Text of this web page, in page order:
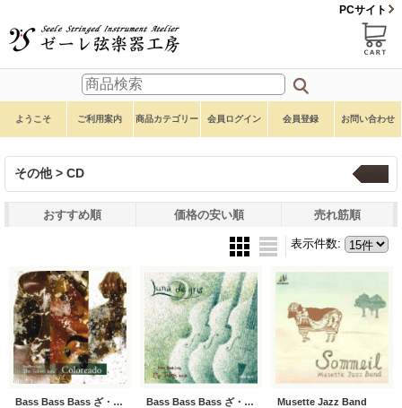
PCサイト
ようこそ ご利用案内 商品カテゴリー 会員ログイン 会員登録 お問い合わせ
その他 > CD
おすすめ順 価格の安い順 売れ筋順
表示件数:
Bass Bass Bass ざ・低音一家
Bass Bass Bass ざ・低音一家
Musette Jazz Band